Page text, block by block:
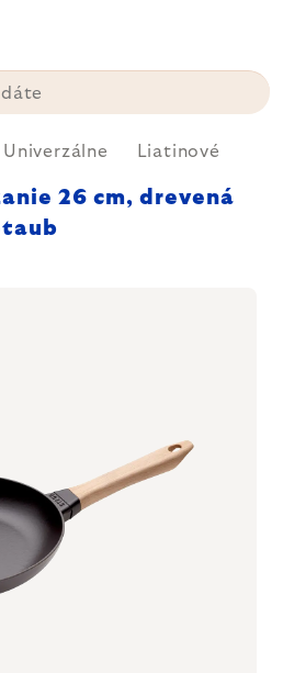
Univerzálne Liatinové
26 cm, drevená